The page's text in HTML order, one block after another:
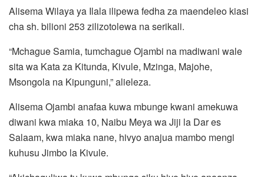
Alisema Wilaya ya Ilala ilipewa fedha za maendeleo kiasi
cha sh. bilioni 253 zilizotolewa na serikali.
“Mchague Samia, tumchague Ojambi na madiwani wale
sita wa Kata za Kitunda, Kivule, Mzinga, Majohe,
Msongola na Kipunguni,” alieleza.
Alisema Ojambi anafaa kuwa mbunge kwani amekuwa
diwani kwa miaka 10, Naibu Meya wa Jiji la Dar es
Salaam, kwa miaka nane, hivyo anajua mambo mengi
kuhusu Jimbo la Kivule.